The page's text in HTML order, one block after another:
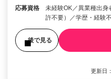
応募資格
未経験OK／異業種出身
許不要）／学歴・経験
後で見る
更新日